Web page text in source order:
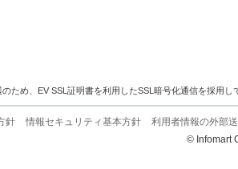
ため、EV SSL証明書を利用したSSL暗号化通信を採用し
針 情報セキュリティ基本方針
利用者情報の外部
© Infomart